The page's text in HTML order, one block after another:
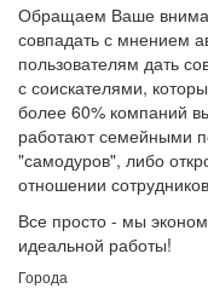
Обращаем Ваше
совпадать с мнением
пользователям дать
с соискателями,
более 60% компаний
работают семейными
"самодуров", либо
отношении
Все просто - мы
идеальной работы!
Города